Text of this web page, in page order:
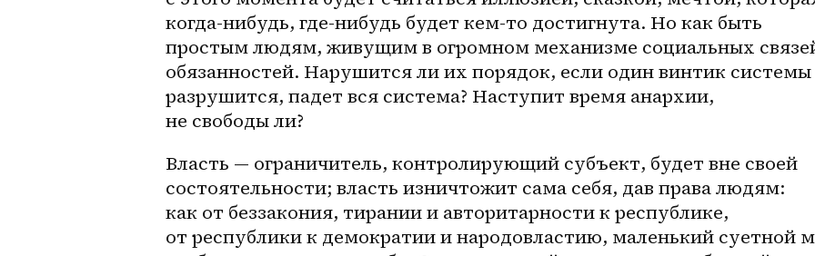
когда-нибудь, где-нибудь будет кем-то достигнута. Но как быть
простым людям, живущим в огромном механизме социальных
обязанностей. Нарушится ли их порядок, если один винтик системы
разрушится, падет вся система? Наступит время анархии,
не свободы ли?
Власть — ограничитель, контролирующий субъект, будет вне своей
состоятельности; власть изничтожит сама себя, дав права людям:
как от беззакония, тирании и авторитарности к республике,
от республики к демократии и народовластию, маленький суетной